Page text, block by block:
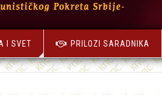
I SVET PRILOZI SARADNIKA